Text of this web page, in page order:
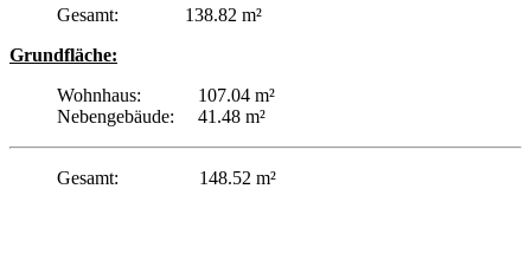
Gesamt: 138.82 m²
Grundfläche:
Wohnhaus: 107.04 m²
Nebengebäude: 41.48 m²
Gesamt: 148.52 m²